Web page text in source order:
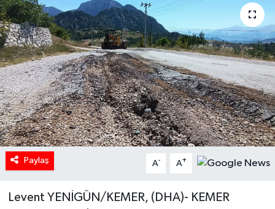
Paylaş A- A+
Levent YENİGÜN/KEMER, (DHA)- KEMER